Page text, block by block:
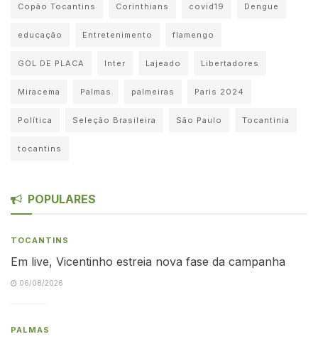
Copão Tocantins Corinthians covid19 Dengue
educação Entretenimento flamengo
GOL DE PLACA Inter Lajeado Libertadores
Miracema Palmas palmeiras Paris 2024
Política Seleção Brasileira São Paulo Tocantinia
tocantins
POPULARES
TOCANTINS
Em live, Vicentinho estreia nova fase da campanha
06/08/2026
PALMAS